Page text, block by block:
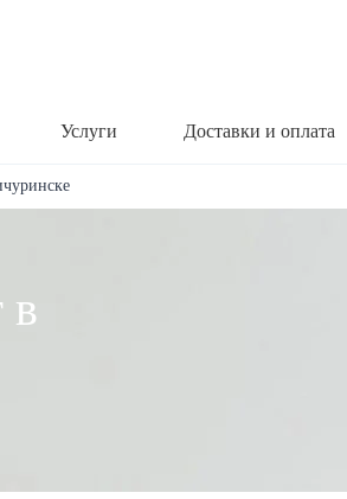
Услуги Доставки и оплата
в